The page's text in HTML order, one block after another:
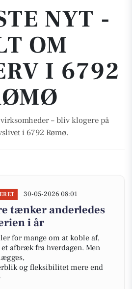
NYT -
OM
I 6792
– bliv klogere på
i 6792 Rømø.
30-05-2026 08:01
tænker anderledes
i år
for mange om at koble af,
afbræk fra hverdagen. Men
og fleksibilitet mere end